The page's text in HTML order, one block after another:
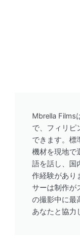
Mbrella Films
で、フィリピ
できます。標
機材を現地で
語を話し、国
作経験があり
サーは制作が
の撮影中に最
あなたと協力